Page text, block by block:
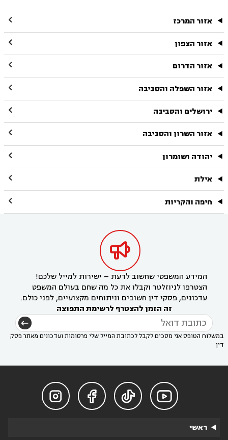
אזור המרכז 
אזור הצפון 
אזור הדרום 
אזור השפלה והסביבה 
ירושלים והסביבה 
אזור השרון והסביבה 
יהודה ושומרון 
אילת 
חיפה והקריות 

המידע המשפטי שחשוב לדעת – ישירות למייל שלכם!
הצטרפו לניוזלטר וקבלו את כל מה שחם בעולם המשפט
עדכונים, פסקי דין חשובים וניתוחים מקצועיים, לפני כולם.
זה הזמן להצטרף לרשימת התפוצה
במשלוח הטופס אני מסכים לקבל לכתובת המייל שלי פרסומות ועדכונים מאתר פסק
דין




ראשי